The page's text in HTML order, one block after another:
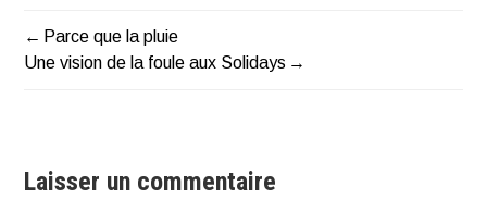
Navigation
Parce que la pluie
Une vision de la foule aux Solidays
Laisser un commentaire